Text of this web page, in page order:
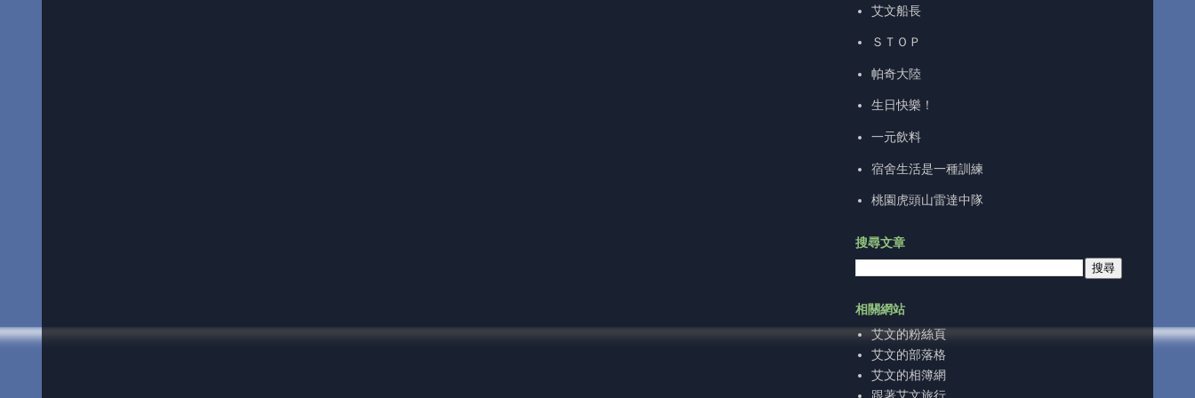
艾文船長
ＳＴＯＰ
帕奇大陸
生日快樂！
一元飲料
宿舍生活是一種訓練
桃園虎頭山雷達中隊
搜尋文章
相關網站
艾文的粉絲頁
艾文的部落格
艾文的相簿網